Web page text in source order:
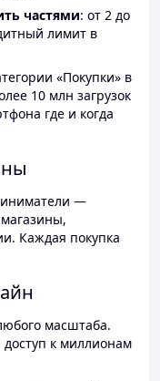
частями: от 2 до
лимит в
«Покупки» в
10 млн загрузок
где и когда
—
Каждая покупка
масштаба.
доступ к миллионам